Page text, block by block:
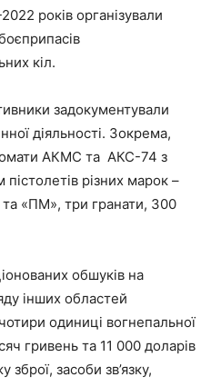
років організували
кіл.
задокументували
діяльності. Зокрема,
АКМС та АКС-74 з
різних марок –
та «ПМ», три гранати, 300
обшуків на
інших областей
одиниці вогнепальної
гривень та 11 000 доларів
засоби зв’язку,